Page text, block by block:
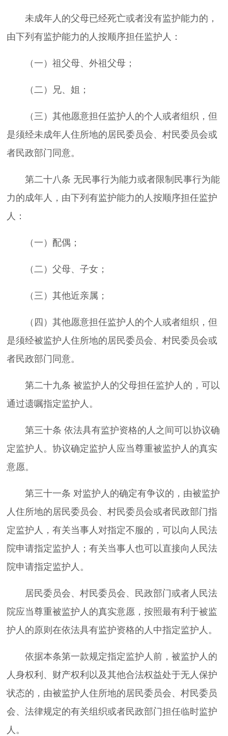
未成年人的父母已经死亡或者没有监护能力的，
由下列有监护能力的人按顺序担任监护人：
（一）祖父母、外祖父母；
（二）兄、姐；
（三）其他愿意担任监护人的个人或者组织，但
是须经未成年人住所地的居民委员会、村民委员会或
者民政部门同意。
第二十八条 无民事行为能力或者限制民事行为能
力的成年人，由下列有监护能力的人按顺序担任监护
人：
（一）配偶；
（二）父母、子女；
（三）其他近亲属；
（四）其他愿意担任监护人的个人或者组织，但
是须经被监护人住所地的居民委员会、村民委员会或
者民政部门同意。
第二十九条 被监护人的父母担任监护人的，可以
通过遗嘱指定监护人。
第三十条 依法具有监护资格的人之间可以协议确
定监护人。协议确定监护人应当尊重被监护人的真实
意愿。
第三十一条 对监护人的确定有争议的，由被监护
人住所地的居民委员会、村民委员会或者民政部门指
定监护人，有关当事人对指定不服的，可以向人民法
院申请指定监护人；有关当事人也可以直接向人民法
院申请指定监护人。
居民委员会、村民委员会、民政部门或者人民法
院应当尊重被监护人的真实意愿，按照最有利于被监
护人的原则在依法具有监护资格的人中指定监护人。
依据本条第一款规定指定监护人前，被监护人的
人身权利、财产权利以及其他合法权益处于无人保护
状态的，由被监护人住所地的居民委员会、村民委员
会、法律规定的有关组织或者民政部门担任临时监护
人。